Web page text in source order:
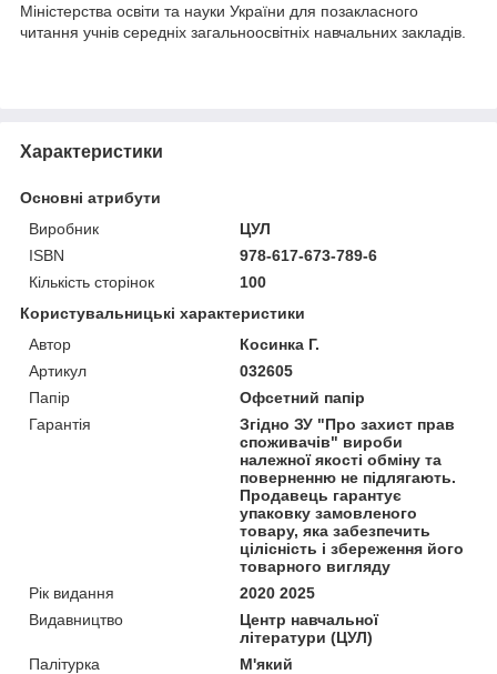
Міністерства освіти та науки України для позакласного
читання учнів середніх загальноосвітніх навчальних закладів.
Характеристики
Основні атрибути
Виробник
ЦУЛ
ISBN
978-617-673-789-6
Кількість сторінок
100
Користувальницькі характеристики
Автор
Косинка Г.
Артикул
032605
Папір
Офсетний папір
Гарантія
Згідно ЗУ "Про захист прав
споживачів" вироби
належної якості обміну та
поверненню не підлягають.
Продавець гарантує
упаковку замовленого
товару, яка забезпечить
цілісність і збереження його
товарного вигляду
Рік видання
2020 2025
Видавництво
Центр навчальної
літератури (ЦУЛ)
Палітурка
М'який